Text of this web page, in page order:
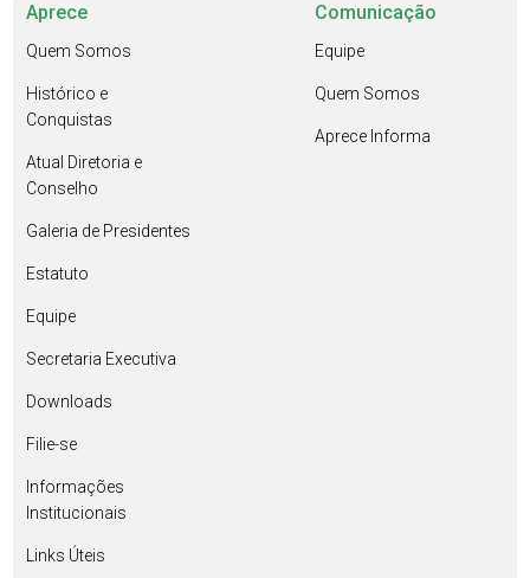
Aprece
Quem Somos
Histórico e
Conquistas
Atual Diretoria e
Conselho
Galeria de Presidentes
Estatuto
Equipe
Secretaria Executiva
Downloads
Filie-se
Informações
Institucionais
Links Úteis
Comunicação
Equipe
Quem Somos
Aprece Informa